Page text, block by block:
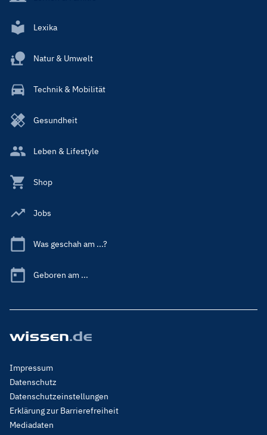
Lexika
Natur & Umwelt
Technik & Mobilität
Gesundheit
Leben & Lifestyle
Shop
Jobs
Was geschah am ...?
Geboren am ...
Footer
Menu
Legal
Impressum
Datenschutz
Datenschutzeinstellungen
Erklärung zur Barrierefreiheit
Mediadaten